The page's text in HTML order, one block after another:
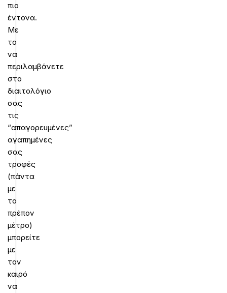
πιο
έντονα.
Με
το
να
περιλαμβάνετε
στο
διαιτολόγιο
σας
τις
“απαγορευμένες”
αγαπημένες
σας
τροφές
(πάντα
με
το
πρέπον
μέτρο)
μπορείτε
με
τον
καιρό
να